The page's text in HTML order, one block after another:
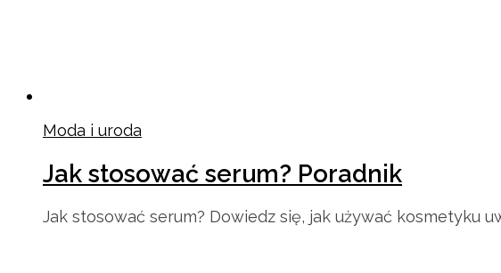
Moda i uroda
Jak stosować serum? Poradnik
Jak stosować serum? Dowiedz się, jak używać kosmetyku